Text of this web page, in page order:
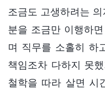
조금도 고생하려는
분을 조금만 이행하
며 직무를 소홀히 하
책임조차 다하지 못
철학을 따라 살면 시